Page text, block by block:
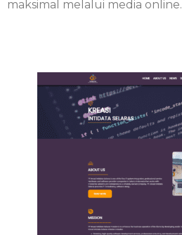
maksimal melalui media online.